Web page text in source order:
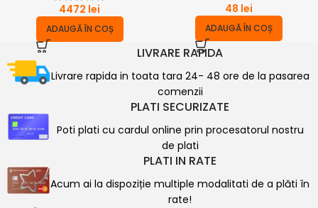
4472 lei
ADAUGĂ ÎN COȘ
48 lei
ADAUGĂ ÎN COȘ
LIVRARE RAPIDA
Livrare rapida in toata tara 24- 48 ore de la pasarea
comenzii
PLATI SECURIZATE
Poti plati cu cardul online prin procesatorul nostru
de plati
PLATI IN RATE
Acum ai la dispoziție multiple modalitati de a plăti în
rate!